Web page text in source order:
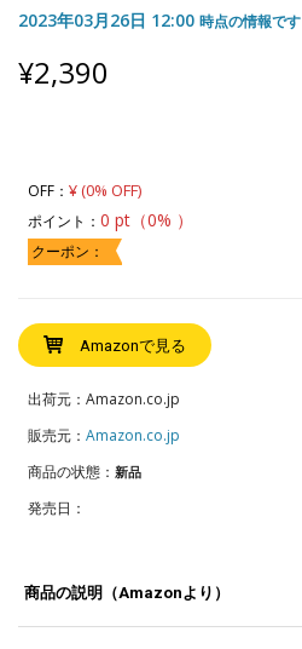
2023年03月26日 12:00 時点の情報です
¥2,390
OFF： ¥ (0% OFF)
ポイント： 0 pt（0% ）
クーポン：
Amazonで見る
出荷元：Amazon.co.jp
販売元： Amazon.co.jp
商品の状態： 新品
発売日：
商品の説明（Amazonより）